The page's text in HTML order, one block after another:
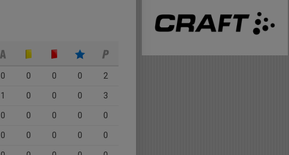
0 0 0 0
2
1 0 0 0
3
0 0 0 0
0
0 0 0 0
0